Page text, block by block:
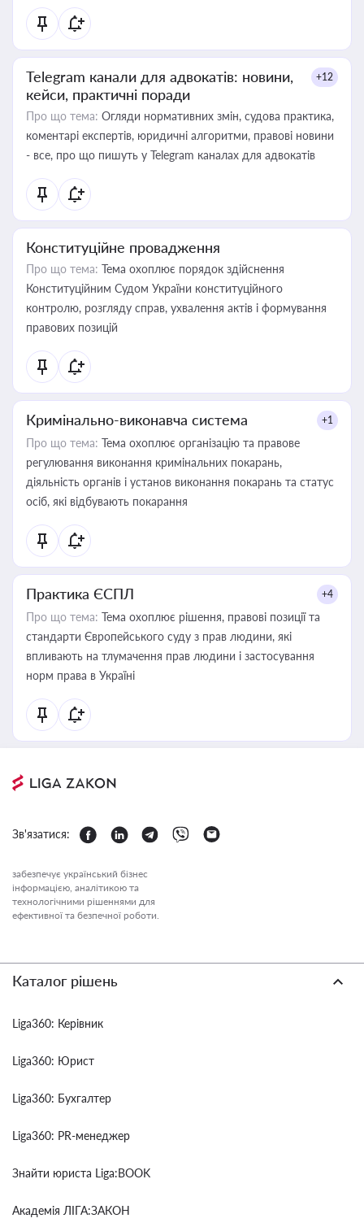
Telegram канали для адвокатів: новини,
кейси, практичні поради
+12
Про що тема: Огляди нормативних змін, судова практика,
коментарі експертів, юридичні алгоритми, правові новини
- все, про що пишуть у Telegram каналах для адвокатів
Конституційне провадження
Про що тема: Тема охоплює порядок здійснення
Конституційним Судом України конституційного
контролю, розгляду справ, ухвалення актів і формування
правових позицій
Кримінально-виконавча система +1
Про що тема: Тема охоплює організацію та правове
регулювання виконання кримінальних покарань,
діяльність органів і установ виконання покарань та статус
осіб, які відбувають покарання
Практика ЄСПЛ +4
Про що тема: Тема охоплює рішення, правові позиції та
стандарти Європейського суду з прав людини, які
впливають на тлумачення прав людини і застосування
норм права в Україні
Зв'язатися:
забезпечує український бізнес
інформацією, аналітикою та
технологічними рішеннями для
ефективної та безпечної роботи.
Каталог рішень
Liga360: Керівник
Liga360: Юрист
Liga360: Бухгалтер
Liga360: PR-менеджер
Знайти юриста Liga:BOOK
Академія ЛІГА:ЗАКОН